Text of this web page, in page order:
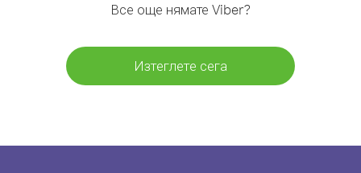
Все още нямате Viber?
Изтеглете сега